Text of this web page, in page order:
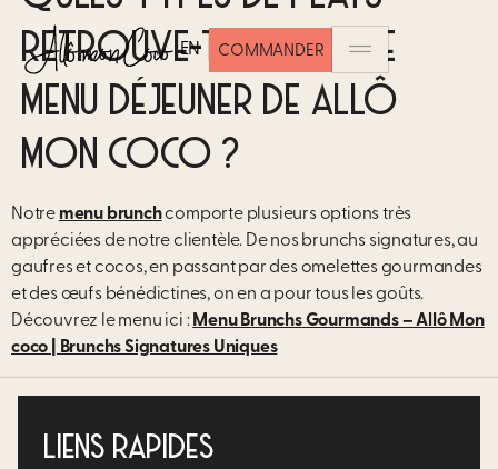
EN COMMANDER
RETROUVE-T-ON SUR LE
MENU DÉJEUNER DE ALLÔ
MON COCO ?
Notre menu brunchcomporte plusieurs options très
appréciées de notre clientèle. De nos brunchs signatures, au
gaufres et cocos, en passant par des omelettes gourmandes
et des œufs bénédictines, on en a pour tous les goûts.
Découvrez le menu ici : Menu Brunchs Gourmands – Allô Mon
coco | Brunchs Signatures Uniques
LIENS RAPIDES